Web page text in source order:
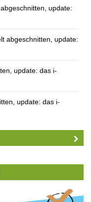
update:
abgeschnitten, update:
update: das i-
update: das i-